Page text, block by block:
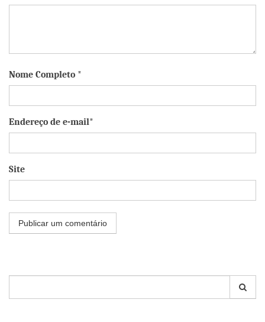
Nome Completo *
Endereço de e-mail*
Site
por: